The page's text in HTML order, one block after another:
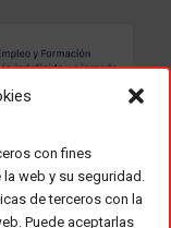
con fines
web y su seguridad.
de terceros con la
Puede aceptarlas